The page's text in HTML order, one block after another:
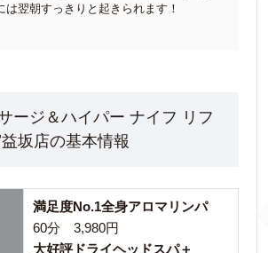
は翌朝すっきりと起きられます！
ージ＆ハイパー ナイフ リフ
坂店の基本情報
満足度No.1全身アロマリンパ
60分 3,980円
大好評ドライヘッドスパ＋